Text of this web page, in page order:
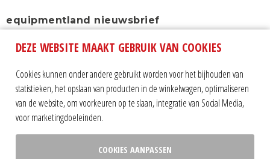
equipmentland nieuwsbrief
Schrijf u in voor onze nieuwsbrief en blijf altijd
automatisch op de hoogte.
DEZE WEBSITE MAAKT GEBRUIK VAN COOKIES
Cookies kunnen onder andere gebruikt worden voor het bijhouden van
statistieken, het opslaan van producten in de winkelwagen, optimaliseren
van de website, om voorkeuren op te slaan, integratie van Social Media,
voor marketingdoeleinden.
COOKIES AANPASSEN